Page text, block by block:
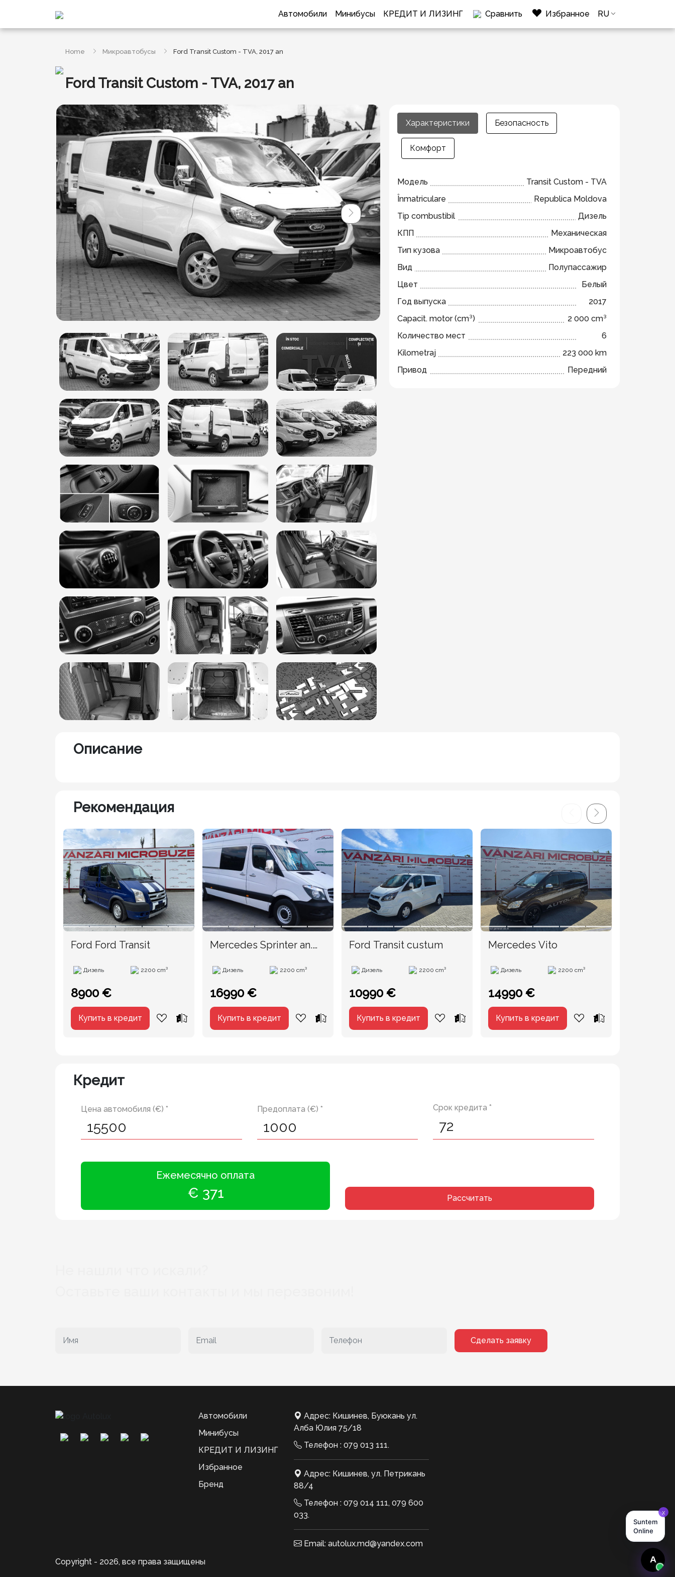
Автомобили Минибусы КРЕДИТ И ЛИЗИНГ Сравнить Избранное RU
Home Микроавтобусы Ford Transit Custom - TVA, 2017 an
Ford Transit Custom - TVA, 2017 an
Характеристики Безопасность
Комфорт
Модель
Transit Custom - TVA
Înmatriculare
Republica Moldova
Tip combustibil
Дизель
КПП
Механическая
Тип кузова
Микроавтобус
Вид
Полупассажир
Цвет
Белый
Год выпуска
2017
Capacit. motor (cm³)
2 000 cm³
Количество мест
6
Kilometraj
223 000 km
Привод
Передний
Описание
Рекомендация
Ford Ford Transit
Дизель 2200 cm³
8900 €
Купить в кредит
Mercedes Sprinter an.
Дизель 2200 cm³
16990 €
Купить в кредит
Ford Transit custum
Дизель 2200 cm³
10990 €
Купить в кредит
Mercedes Vito
Дизель 2200 cm³
14990 €
Купить в кредит
Кредит
Цена автомобиля (€) * Предоплата (€) * Срок кредита *
Ежемесячно оплата
€ 371 Рассчитать
Сделать заявку
Автомобили
Минибусы
КРЕДИТ И ЛИЗИНГ
Избранное
Бренд
Адрес: Кишинев, Буюкань ул.
Алба Юлия 75/18
Телефон : 079 013 111.
Адрес: Кишинев, ул. Петрикань
88/4
Телефон : 079 014 111, 079 600
033.
Email: autolux.md@yandex.com
Copyright - 2026, все права защищены